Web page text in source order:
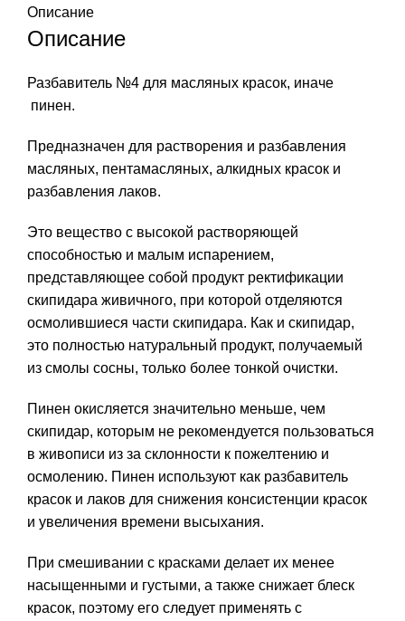
Описание
Описание
Разбавитель №4 для масляных красок, иначе
пинен.
Предназначен для растворения и разбавления
масляных, пентамасляных, алкидных красок и
разбавления лаков.
Это вещество с высокой растворяющей
способностью и малым испарением,
представляющее собой продукт ректификации
скипидара живичного, при которой отделяются
осмолившиеся части скипидара. Как и скипидар,
это полностью натуральный продукт, получаемый
из смолы сосны, только более тонкой очистки.
Пинен окисляется значительно меньше, чем
скипидар, которым не рекомендуется пользоваться
в живописи из за склонности к пожелтению и
осмолению. Пинен используют как разбавитель
красок и лаков для снижения консистенции красок
и увеличения времени высыхания.
При смешивании с красками делает их менее
насыщенными и густыми, а также снижает блеск
красок, поэтому его следует применять с